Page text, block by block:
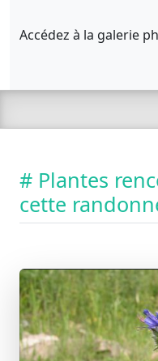
Accédez à la galerie
# Plantes
cette